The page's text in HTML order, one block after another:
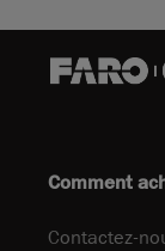
Comment
Contactez-